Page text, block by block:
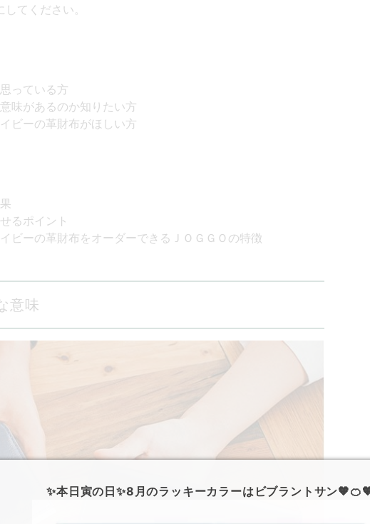
てください。
っている方
味があるのか知りたい方
ビーの革財布がほしい方
るポイント
ビーの革財布をオーダーできるＪＯＧＧＯの特徴
意味
✨本日寅の日✨8月のラッキーカラーはビブラントサン